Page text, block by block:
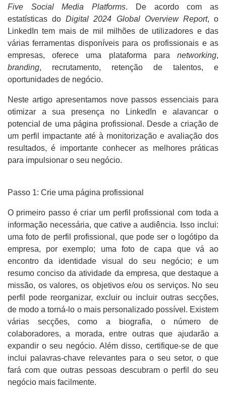
Five Social Media Platforms. De acordo com as
estatísticas doDigital 2024 Global Overview Report, o
LinkedIn tem mais de mil milhões de utilizadores e das
várias ferramentas disponíveis para os profissionais e as
empresas, oferece uma plataforma paranetworking,
branding, recrutamento, retenção de talentos, e
oportunidades de negócio.
Neste artigo apresentamos nove passos essenciais para
otimizar a sua presença no LinkedIn e alavancar o
potencial de uma página profissional. Desde a criação de
um perfil impactante até à monitorização e avaliação dos
resultados, é importante conhecer as melhores práticas
para impulsionar o seu negócio.
Passo 1: Crie uma página profissional
O primeiro passo é criar um perfil profissional com toda a
informação necessária, que cative a audiência. Isso inclui:
uma foto de perfil profissional, que pode ser o logótipo da
empresa, por exemplo; uma foto de capa que vá ao
encontro da identidade visual do seu negócio; e um
resumo conciso da atividade da empresa, que destaque a
missão, os valores, os objetivos e/ou os serviços. No seu
perfil pode reorganizar, excluir ou incluir outras secções,
de modo a torná-lo o mais personalizado possível. Existem
várias secções, como a biografia, o número de
colaboradores, a morada, entre outras que ajudarão a
expandir o seu negócio. Além disso, certifique-se de que
inclui palavras-chave relevantes para o seu setor, o que
fará com que outras pessoas descubram o perfil do seu
negócio mais facilmente.